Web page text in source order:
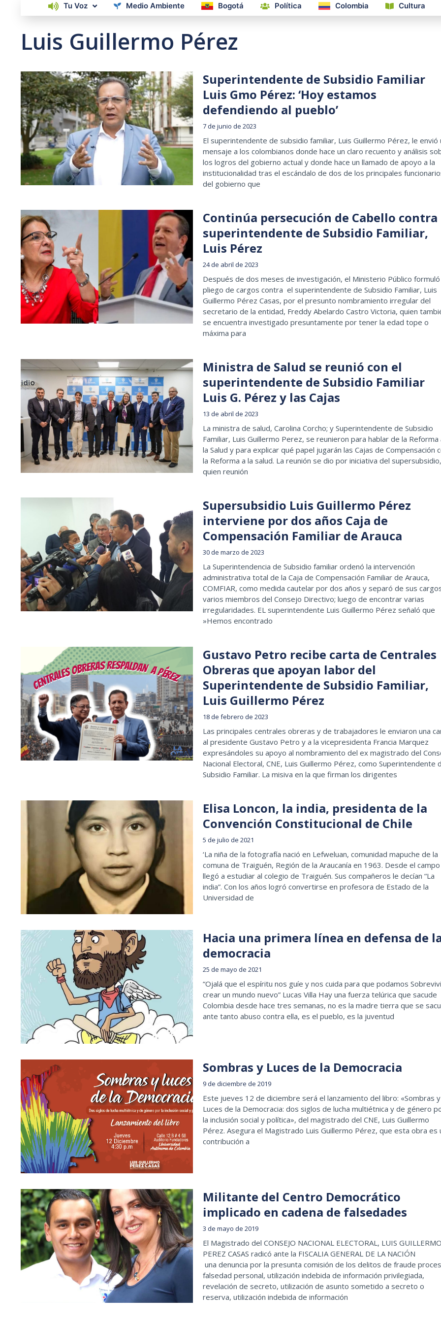
Tu Voz Medio Ambiente Bogotá Política Colombia Cultura
Luis Guillermo Pérez
Superintendente de Subsidio Familiar
Luis Gmo Pérez: ‘Hoy estamos
defendiendo al pueblo’
7 de junio de 2023
El superintendente de subsidio familiar, Luis Guillermo Pérez, le envió
mensaje a los colombianos donde hace un claro recuento y análisis
los logros del gobierno actual y donde hace un llamado de apoyo a la
institucionalidad tras el escándalo de dos de los principales
del gobierno que
Continúa persecución de Cabello contra
superintendente de Subsidio Familiar,
Luis Pérez
24 de abril de 2023
Después de dos meses de investigación, el Ministerio Público formuló
pliego de cargos contra el superintendente de Subsidio Familiar, Luis
Guillermo Pérez Casas, por el presunto nombramiento irregular del
secretario de la entidad, Freddy Abelardo Castro Victoria, quien
se encuentra investigado presuntamente por tener la edad tope o
máxima para
Ministra de Salud se reunió con el
superintendente de Subsidio Familiar
Luis G. Pérez y las Cajas
13 de abril de 2023
La ministra de salud, Carolina Corcho; y Superintendente de Subsidio
Familiar, Luis Guillermo Perez, se reunieron para hablar de la Reforma
la Salud y para explicar qué papel jugarán las Cajas de Compensación
la Reforma a la salud. La reunión se dio por iniciativa del supersubsidio,
quien reunión
Supersubsidio Luis Guillermo Pérez
interviene por dos años Caja de
Compensación Familiar de Arauca
30 de marzo de 2023
La Superintendencia de Subsidio familiar ordenó la intervención
administrativa total de la Caja de Compensación Familiar de Arauca,
COMFIAR, como medida cautelar por dos años y separó de sus
varios miembros del Consejo Directivo; luego de encontrar varias
irregularidades. EL superintendente Luis Guillermo Pérez señaló que
»Hemos encontrado
Gustavo Petro recibe carta de Centrales
Obreras que apoyan labor del
Superintendente de Subsidio Familiar,
Luis Guillermo Pérez
18 de febrero de 2023
Las principales centrales obreras y de trabajadores le enviaron una
al presidente Gustavo Petro y a la vicepresidenta Francia Marquez
expresándoles su apoyo al nombramiento del ex magistrado del
Nacional Electoral, CNE, Luis Guillermo Pérez, como Superintendente
Subsidio Familiar. La misiva en la que firman los dirigentes
Elisa Loncon, la india, presidenta de la
Convención Constitucional de Chile
5 de julio de 2021
‘La niña de la fotografía nació en Lefweluan, comunidad mapuche de la
comuna de Traiguén, Región de la Araucanía en 1963. Desde el campo
llegó a estudiar al colegio de Traiguén. Sus compañeros le decían “La
india”. Con los años logró convertirse en profesora de Estado de la
Universidad de
Hacia una primera línea en defensa de
democracia
25 de mayo de 2021
“Ojalá que el espíritu nos guíe y nos cuida para que podamos
crear un mundo nuevo” Lucas Villa Hay una fuerza telúrica que sacude
Colombia desde hace tres semanas, no es la madre tierra que se
ante tanto abuso contra ella, es el pueblo, es la juventud
Sombras y Luces de la Democracia
9 de diciembre de 2019
Este jueves 12 de diciembre será el lanzamiento del libro: «Sombras y
Luces de la Democracia: dos siglos de lucha multiétnica y de género
la inclusión social y política», del magistrado del CNE, Luis Guillermo
Pérez. Asegura el Magistrado Luis Guillermo Pérez, que esta obra es
contribución a
Militante del Centro Democrático
implicado en cadena de falsedades
3 de mayo de 2019
El Magistrado del CONSEJO NACIONAL ELECTORAL, LUIS GUILLERMO
PEREZ CASAS radicó ante la FISCALIA GENERAL DE LA NACIÓN
una denuncia por la presunta comisión de los delitos de fraude
falsedad personal, utilización indebida de información privilegiada,
revelación de secreto, utilización de asunto sometido a secreto o
reserva, utilización indebida de información